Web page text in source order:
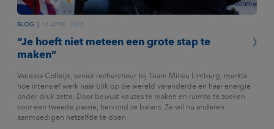
BLOG 16 APRIL 2026
“Je hoeft niet meteen een grote stap te
maken”
Vanessa Colleije, senior rechercheur bij Team Milieu Limburg, merkte
hoe intensief werk haar blik op de wereld veranderde en haar energie
onder druk zette. Door bewust keuzes te maken en ruimte te zoeken
voor een tweede passie, hervond ze balans. Ze wil nu anderen
aanmoedigen hetzelfde te doen.